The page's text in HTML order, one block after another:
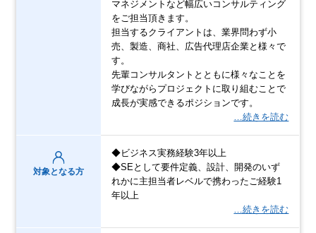
マネジメントなど幅広いコンサルティング
をご担当頂きます。
担当するクライアントは、業界問わず小
売、製造、商社、広告代理店企業と様々で
す。
先輩コンサルタントとともに様々なことを
学びながらプロジェクトに取り組むことで
成長が実感できるポジションです。
…続きを読む
対象となる方
◆ビジネス実務経験3年以上
◆SEとして要件定義、設計、開発のいず
れかに主担当者レベルで携わったご経験1
年以上
…続きを読む